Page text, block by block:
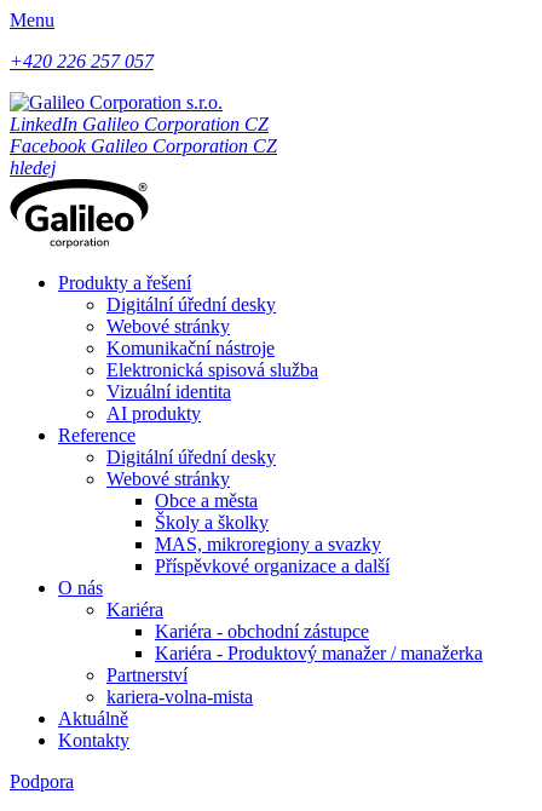
Menu
+420 226 257 057
LinkedIn Galileo Corporation CZ
Facebook Galileo Corporation CZ
hledej
Produkty a řešení
Digitální úřední desky
Webové stránky
Komunikační nástroje
Elektronická spisová služba
Vizuální identita
AI produkty
Reference
Digitální úřední desky
Webové stránky
Obce a města
Školy a školky
MAS, mikroregiony a svazky
Příspěvkové organizace a další
O nás
Kariéra
Kariéra - obchodní zástupce
Kariéra - Produktový manažer / manažerka
Partnerství
kariera-volna-mista
Aktuálně
Kontakty
Podpora